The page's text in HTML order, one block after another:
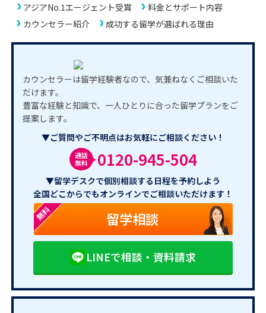
アジアNo.1エージェント受賞
料金とサポート内容
カウンセラー紹介
成功する留学が選ばれる理由
カウンセラーは留学経験者なので、気兼ねなくご相談いた
だけます。
豊富な経験と知識で、一人ひとりに合った留学プランをご
提案します。
▼ご質問やご不明点はお気軽にご相談ください！
通話
無料
0120-945-504
▼留学デスクで個別相談する日程を予約しよう
全国どこからでもオンラインでご相談いただけます！
無料 留学相談
LINEで相談・資料請求